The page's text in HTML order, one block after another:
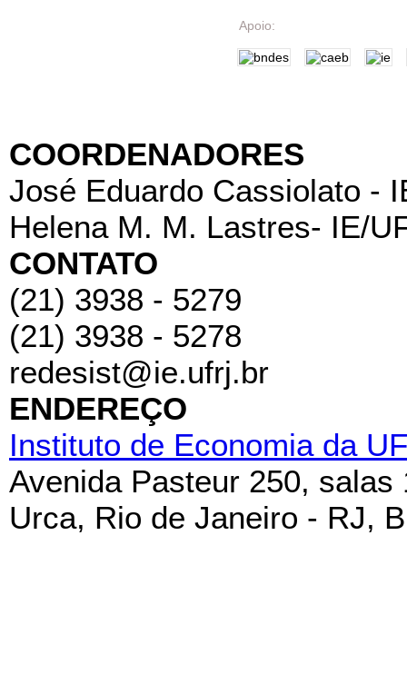
Apoio:
COORDENADORES
José Eduardo Cassiolato -
Helena M. M. Lastres- IE/
CONTATO
(21) 3938 - 5279
(21) 3938 - 5278
redesist@ie.ufrj.br
ENDEREÇO
Instituto de Economia da
Avenida Pasteur 250, salas
Urca, Rio de Janeiro - RJ,